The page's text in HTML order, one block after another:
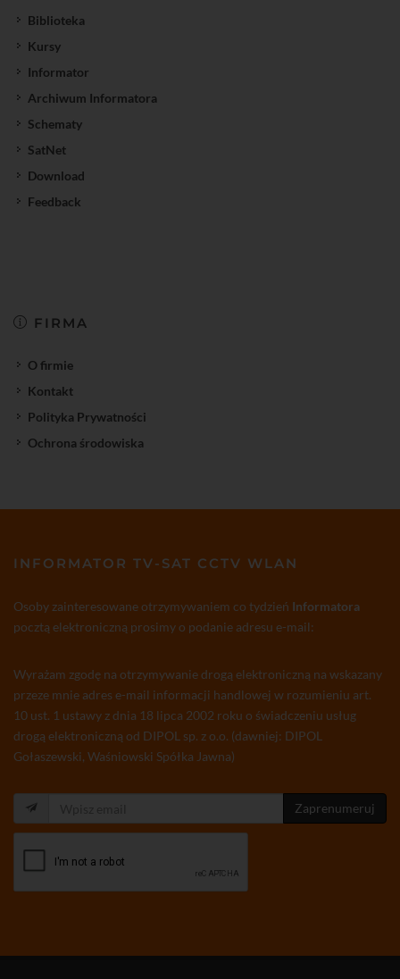
Biblioteka
Kursy
Informator
Archiwum Informatora
Schematy
SatNet
Download
Feedback
FIRMA
O firmie
Kontakt
Polityka Prywatności
Ochrona środowiska
INFORMATOR TV-SAT CCTV WLAN
Osoby zainteresowane otrzymywaniem co tydzień Informatora
pocztą elektroniczną prosimy o podanie adresu e-mail:
Wyrażam zgodę na otrzymywanie drogą elektroniczną na wskazany
przeze mnie adres e-mail informacji handlowej w rozumieniu art.
10 ust. 1 ustawy z dnia 18 lipca 2002 roku o świadczeniu usług
drogą elektroniczną od DIPOL sp. z o.o. (dawniej: DIPOL
Gołaszewski, Waśniowski Spółka Jawna)
Zaprenumeruj